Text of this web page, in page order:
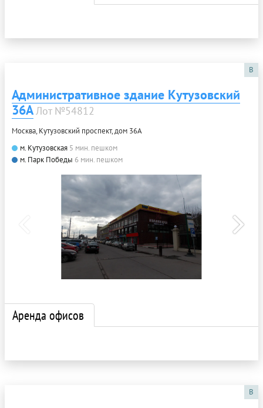
B
Административное здание Кутузовский
36АЛот №54812
Москва, Кутузовский проспект, дом 36А
м. Кутузовская 5 мин. пешком
м. Парк Победы 6 мин. пешком
Аренда офисов
B